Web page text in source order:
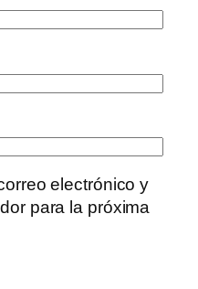
electrónico y
para la próxima